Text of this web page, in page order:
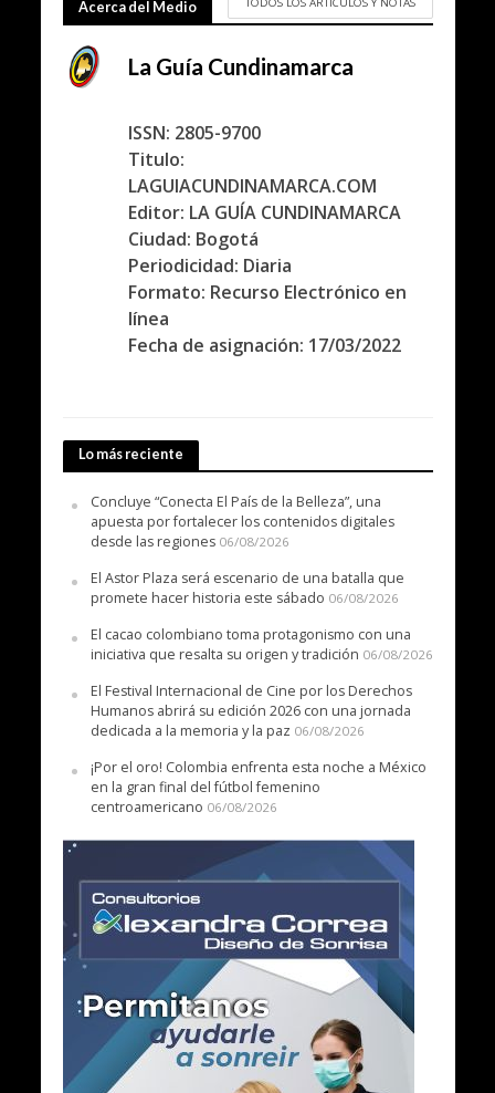
Acerca del Medio
La Guía Cundinamarca
ISSN: 2805-9700
Titulo:
LAGUIACUNDINAMARCA.COM
Editor: LA GUÍA CUNDINAMARCA
Ciudad: Bogotá
Periodicidad: Diaria
Formato: Recurso Electrónico en
línea
Fecha de asignación: 17/03/2022
Lo más reciente
Concluye “Conecta El País de la Belleza”, una
apuesta por fortalecer los contenidos digitales
desde las regiones 06/08/2026
El Astor Plaza será escenario de una batalla que
promete hacer historia este sábado 06/08/2026
El cacao colombiano toma protagonismo con una
iniciativa que resalta su origen y tradición 06/08/2026
El Festival Internacional de Cine por los Derechos
Humanos abrirá su edición 2026 con una jornada
dedicada a la memoria y la paz 06/08/2026
¡Por el oro! Colombia enfrenta esta noche a México
en la gran final del fútbol femenino
centroamericano 06/08/2026